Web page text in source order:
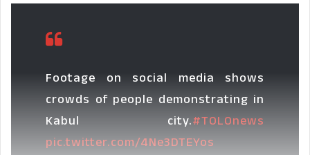
Footage on social media shows
crowds of people demonstrating in
Kabul city.#TOLOnews
pic.twitter.com/4Ne3DTEYos